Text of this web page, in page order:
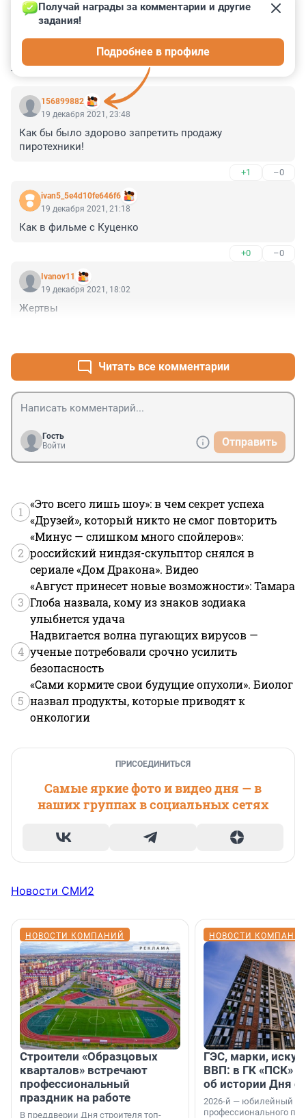
КОММЕНТАРИИ 5
156899882
Получай награды за комментарии и другие
задания!
Подробнее в профиле
19 декабря 2021, 23:48
Как бы было здорово запретить продажу
пиротехники!
+1 –0
ivan5_5e4d10fe646f6
19 декабря 2021, 21:18
Как в фильме с Куценкo
+0 –0
Ivanov11
19 декабря 2021, 18:02
Жертвы
Читать все комментарии
Гость
Войти
Отправить
1
«Это всего лишь шоу»: в чем секрет успеха
«Друзей», который никто не смог повторить
2
«Минус — слишком много спойлеров»:
российский ниндзя-скульптор снялся в
сериале «Дом Дракона». Видео
3
«Август принесет новые возможности»: Тамара
Глоба назвала, кому из знаков зодиака
улыбнется удача
4
Надвигается волна пугающих вирусов —
ученые потребовали срочно усилить
безопасность
5
«Сами кормите свои будущие опухоли». Биолог
назвал продукты, которые приводят к
онкологии
ПРИСОЕДИНИТЬСЯ
Самые яркие фото и видео дня — в
наших группах в социальных сетях
Новости СМИ2
НОВОСТИ КОМПАНИЙ
Строители «Образцовых
кварталов» встречают
профессиональный
праздник на работе
В преддверии Дня строителя топ-
НОВОСТИ
ГЭС, марки,
ВВП: в ГК «ПСК»
об истории Дня
2026-й — юбилейный
профессионального